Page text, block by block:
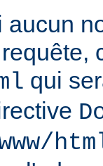
aucun
qui